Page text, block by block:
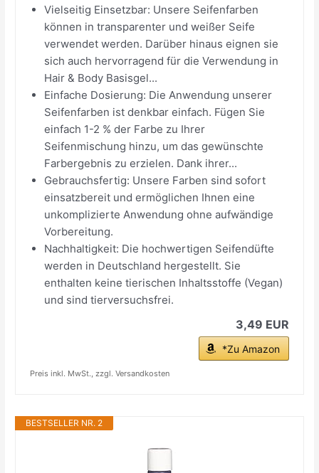
Vielseitig Einsetzbar: Unsere Seifenfarben
können in transparenter und weißer Seife
verwendet werden. Darüber hinaus eignen sie
sich auch hervorragend für die Verwendung in
Hair & Body Basisgel...
Einfache Dosierung: Die Anwendung unserer
Seifenfarben ist denkbar einfach. Fügen Sie
einfach 1-2 % der Farbe zu Ihrer
Seifenmischung hinzu, um das gewünschte
Farbergebnis zu erzielen. Dank ihrer...
Gebrauchsfertig: Unsere Farben sind sofort
einsatzbereit und ermöglichen Ihnen eine
unkomplizierte Anwendung ohne aufwändige
Vorbereitung.
Nachhaltigkeit: Die hochwertigen Seifendüfte
werden in Deutschland hergestellt. Sie
enthalten keine tierischen Inhaltsstoffe (Vegan)
und sind tierversuchsfrei.
3,49 EUR
*Zu Amazon
Preis inkl. MwSt., zzgl. Versandkosten
BESTSELLER NR. 2